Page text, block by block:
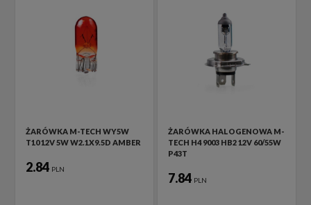
ŻARÓWKA M-TECH WY5W
T10 12V 5W W2.1X9.5D AMBER
2.84 PLN
ŻARÓWKA HALOGENOWA M-
TECH H4 9003 HB2 12V 60/55W
P43T
7.84 PLN